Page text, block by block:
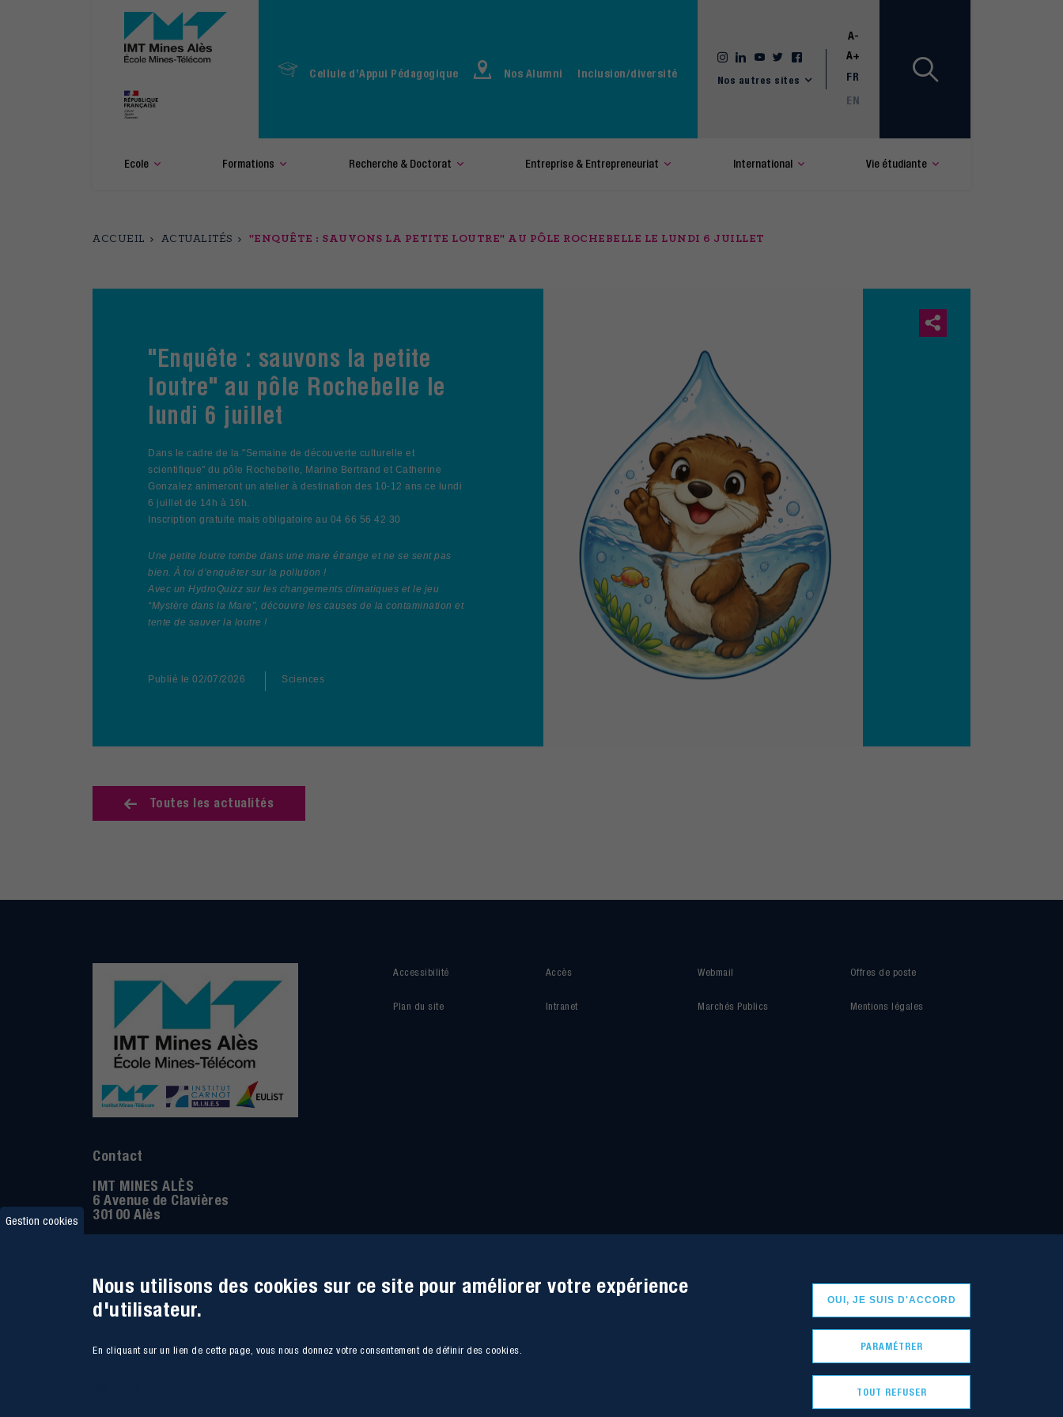
Cellule d’Appui Pédagogique Nos Alumni Inclusion/diversité
Nos autres sites
A-
A+
FR
EN
Ecole Formations Recherche & Doctorat Entreprise & Entrepreneuriat International Vie étudiante
ACCUEIL ACTUALITÉS "ENQUÊTE : SAUVONS LA PETITE LOUTRE" AU PÔLE ROCHEBELLE LE LUNDI 6 JUILLET
"Enquête : sauvons la petite
loutre" au pôle Rochebelle le
lundi 6 juillet
Dans le cadre de la "Semaine de découverte culturelle et
scientifique" du pôle Rochebelle, Marine Bertrand et Catherine
Gonzalez animeront un atelier à destination des 10-12 ans ce lundi
6 juillet de 14h à 16h.
Inscription gratuite mais obligatoire au 04 66 56 42 30
Une petite loutre tombe dans une mare étrange et ne se sent pas
bien. À toi d’enquêter sur la pollution !
Avec un HydroQuizz sur les changements climatiques et le jeu
“Mystère dans la Mare”, découvre les causes de la contamination et
tente de sauver la loutre !
Publié le 02/07/2026 Sciences
Toutes les actualités
Contact
IMT MINES ALÈS
6 Avenue de Clavières
30100 Alès
Accessibilité
Plan du site
Accès
Intranet
Webmail
Marchés Publics
Offres de poste
Mentions légales
Gestion cookies
Nous utilisons des cookies sur ce site pour améliorer votre expérience
d'utilisateur.
En cliquant sur un lien de cette page, vous nous donnez votre consentement de définir des cookies.
OUI, JE SUIS D'ACCORD
PARAMÉTRER
TOUT REFUSER